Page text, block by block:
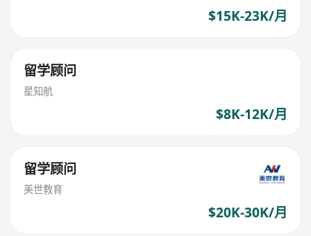
$15K-23K/月
留学顾问
星知航
$8K-12K/月
留学顾问
美世教育
$20K-30K/月